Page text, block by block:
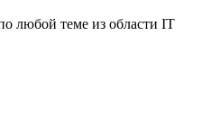
любой теме из области IT